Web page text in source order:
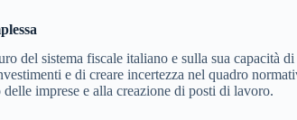
sistema fiscale italiano e sulla sua capacità
e di creare incertezza nel quadro
imprese e alla creazione di posti di lavoro.